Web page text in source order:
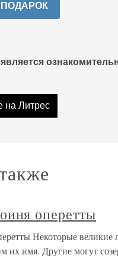
на Литрес
оперетты
Некоторые великие
их имя. Другие могут